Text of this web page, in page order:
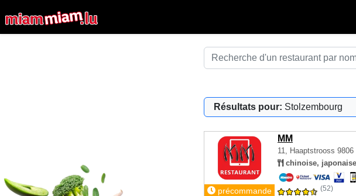
Résultats pour: Stolzembourg
MM
11, Haaptstrooss 9806
chinoise,
précommande (52)